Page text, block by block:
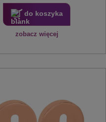
do koszyka
zobacz więcej